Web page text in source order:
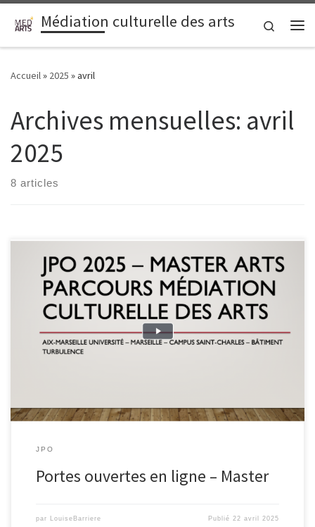
Passer au contenu
Médiation culturelle des arts
Search
Accueil» 2025 »avril
Archives mensuelles: avril
2025
8 articles
JPO
Portes ouvertes en ligne – Master
par LouiseBarriere Publié 22 avril 2025